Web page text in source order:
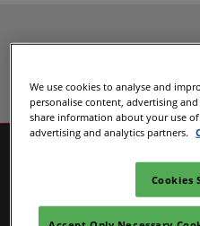
Recommended Exhibitors
We use cookies to analyse and
personalise content, advertising
share information about your use
advertising and analytics partners.
Cookies